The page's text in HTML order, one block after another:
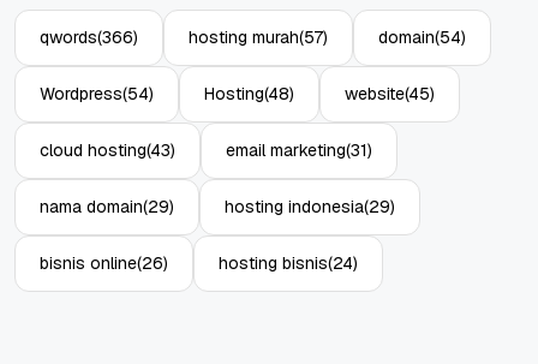
qwords(366) hosting murah(57) domain(54)
Wordpress(54) Hosting(48) website(45)
cloud hosting(43) email marketing(31)
nama domain(29) hosting indonesia(29)
bisnis online(26) hosting bisnis(24)